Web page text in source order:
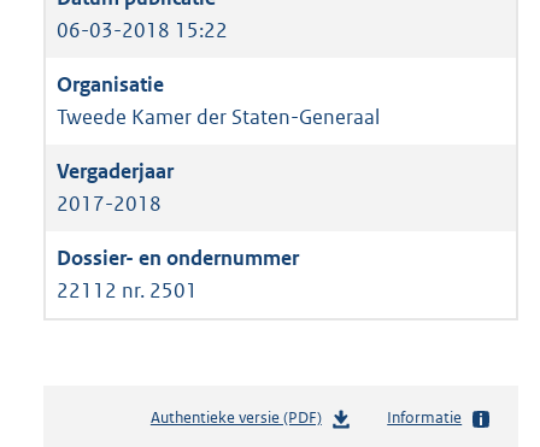
06-03-2018 15:22
Tweede Kamer der Staten-Generaal
2017-2018
22112 nr. 2501
Authentieke versie (PDF)b
Informatie